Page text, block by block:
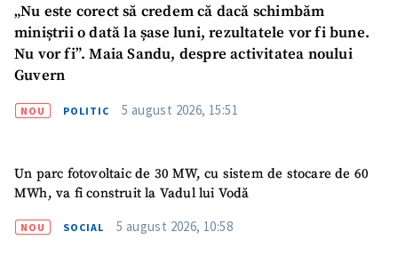
„Nu este corect să credem că dacă schimbăm
miniștrii o dată la șase luni, rezultatele vor fi bune.
Nu vor fi”. Maia Sandu, despre activitatea noului
Guvern
NOU POLITIC 5 august 2026, 15:51
Un parc fotovoltaic de 30 MW, cu sistem de stocare de 60
MWh, va fi construit la Vadul lui Vodă
NOU SOCIAL 5 august 2026, 10:58
Email+ Emailul meu
Telefon
+ Telefon personal
Am citit și sunt de
politica de
TRIMITE ȘTIREA